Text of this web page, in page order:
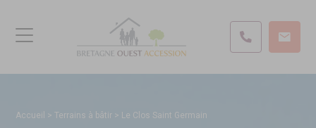
Accueil >Terrains à bâtir > Le Clos Saint Germain